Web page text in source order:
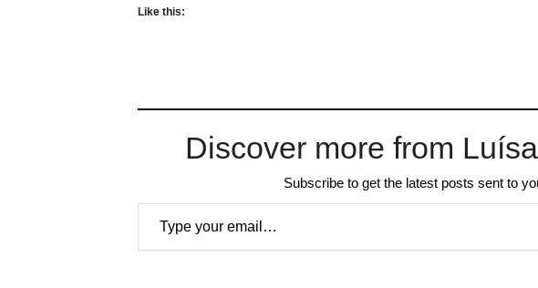
Like this:
Discover more from
Subscribe to get the latest posts sent to
Type your email…